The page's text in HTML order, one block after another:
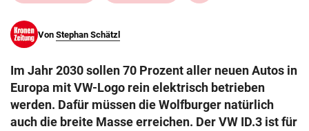
search
eingeben
Von Stephan Schätzl
Im Jahr 2030 sollen 70 Prozent aller neuen Autos in
Europa mit VW-Logo rein elektrisch betrieben
werden. Dafür müssen die Wolfburger natürlich
auch die breite Masse erreichen. Der VW ID.3 ist für